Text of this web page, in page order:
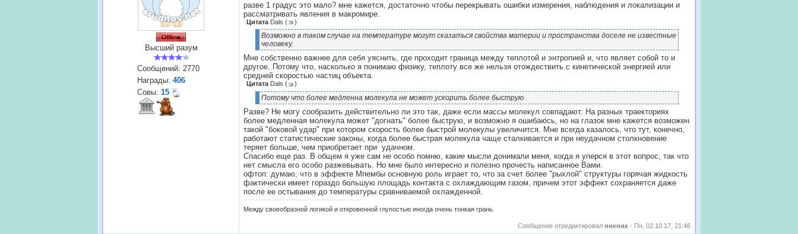
Высший разум
Сообщений: 2770
Награды: 406
Совы: 15
разве 1 градус это мало? мне кажется, достаточно чтобы перекрывать ошибки измерения, наблюдения и локализации и
рассматривать явления в макромире.
Цитата Dals ( )
Возможно в таком случае на температуре могут сказаться свойства материи и пространства доселе не известные
человеку.
Мне собственно важнее для себя уяснить, где проходит граница между теплотой и энтропией и, что являет собой то и
другое. Потому что, насколько я понимаю физику, теплоту все же нельзя отождествить с кинетической энергией или
средней скоростью частиц объекта.
Цитата Dals ( )
Потому что более медленна молекула не может ускорить более быструю.
Разве? Не могу сообразить действительно ли это так, даже если массы молекул совпадают. На разных траекториях
более медленная молекула может "догнать" более быструю, и возможно я ошибаюсь, но на глазок мне кажется возможен
такой "боковой удар" при котором скорость более быстрой молекулы увеличится. Мне всегда казалось, что тут, конечно,
работают статистические законы, когда более быстрая молекула чаще сталкивается и при неудачном столкновение
теряет больше, чем приобретает при удачном.
Спасибо еще раз. В общем я уже сам не особо помню, какие мысли донимали меня, когда я уперся в этот вопрос, так что
нет смысла его особо разжевывать. Но мне было интересно и полезно прочесть написанное Вами.
офтоп: думаю, что в эффекте Мпембы основную роль играет то, что за счет более "рыхлой" структуры горячая жидкость
фактически имеет гораздо большую площадь контакта с охлаждающим газом, причем этот эффект сохраняется даже
после ее остывания до температуры сравниваемой охлажденной.
Между своеобразной логикой и откровенной глупостью иногда очень тонкая грань.
Сообщение отредактировал никник - Пн, 02.10.17, 21:46